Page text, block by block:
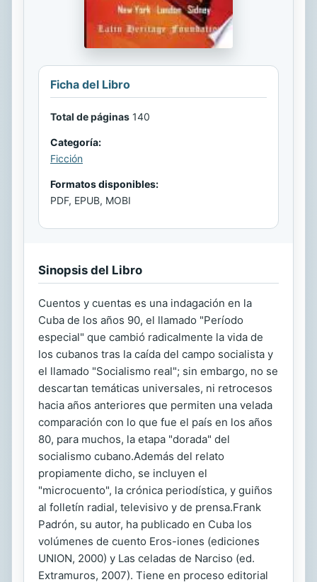
Ficha del Libro
Total de páginas 140
Categoría:
Ficción
Formatos disponibles:
PDF, EPUB, MOBI
Sinopsis del Libro
Cuentos y cuentas es una indagación en la
Cuba de los años 90, el llamado "Período
especial" que cambió radicalmente la vida de
los cubanos tras la caída del campo socialista y
el llamado "Socialismo real"; sin embargo, no se
descartan temáticas universales, ni retrocesos
hacia años anteriores que permiten una velada
comparación con lo que fue el país en los años
80, para muchos, la etapa "dorada" del
socialismo cubano.Además del relato
propiamente dicho, se incluyen el
"microcuento", la crónica periodística, y guiños
al folletín radial, televisivo y de prensa.Frank
Padrón, su autor, ha publicado en Cuba los
volúmenes de cuento Eros-iones (ediciones
UNION, 2000) y Las celadas de Narciso (ed.
Extramuros, 2007). Tiene en proceso editorial